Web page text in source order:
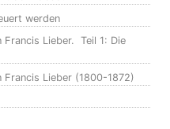
werden
Lieber. Teil 1: Die
Lieber (1800-1872)